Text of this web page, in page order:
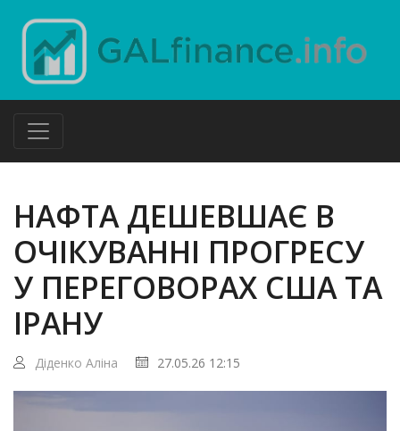
НАФТА ДЕШЕВШАЄ В
ОЧІКУВАННІ ПРОГРЕСУ
У ПЕРЕГОВОРАХ США ТА
ІРАНУ
Діденко Аліна 27.05.26 12:15